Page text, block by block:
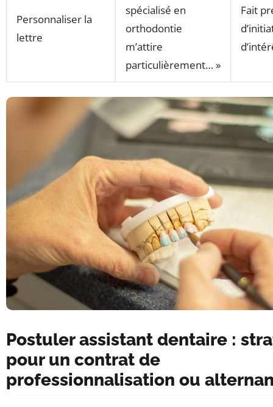
Personnaliser la
lettre
spécialisé en
orthodontie
m’attire
particulièrement… »
Fait
Postuler assistant dentaire :
pour un contrat de
professionnalisation ou